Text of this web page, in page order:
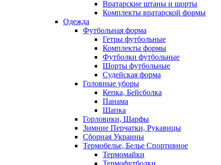
Вратарские штаны и шорты
Комплекты вратарской формы
Одежда
Футбольная форма
Гетры футбольные
Комплекты формы
Футболки футбольные
Шорты футбольные
Судейская форма
Головные уборы
Кепка, Бейсболка
Панама
Шапка
Горловики, Шарфы
Зимние Перчатки, Рукавицы
Сборная Украины
Термобелье, Белье Спортивное
Термомайки
Термофутболки